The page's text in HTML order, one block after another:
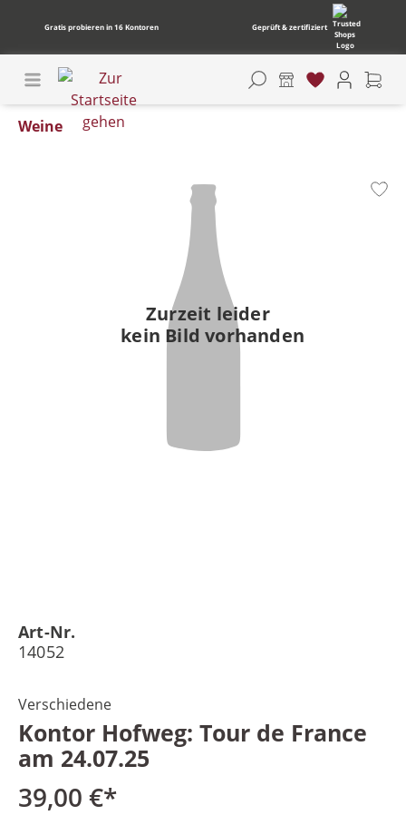
Gratis probieren in 16 Kontoren Geprüft & zertifiziert
Weine
Zurzeit leider
kein Bild vorhanden
Art-Nr.
14052
Verschiedene
Kontor Hofweg: Tour de France
am 24.07.25
39,00 €*